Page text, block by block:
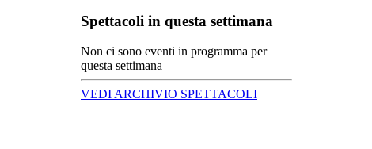
Spettacoli in questa settimana
Non ci sono eventi in programma per
questa settimana
VEDI ARCHIVIO SPETTACOLI